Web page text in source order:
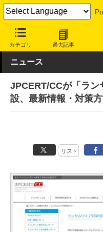
カテゴリ 過去記事
INTERNET Watch トピック
ニュース
JPCERT/CCが「ラン
設、最新情報・対策
リスト